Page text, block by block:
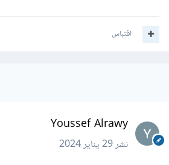
اقتباس
Youssef Alrawy
نشر29 يناير 2024